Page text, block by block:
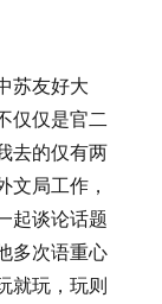
苏友好大
仅仅是官二
去的仅有两
文局工作，
起谈论话题
多次语重心
就玩，玩则